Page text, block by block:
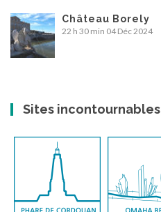
Château Borely
22 h 30 min 04 Déc 2024
Sites incontournables